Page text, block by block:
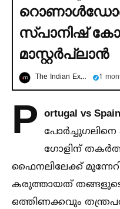
സ്പാനിഷ്
മാസ്റ്റര്‍പ്ലാൻ
The Indian Express മലയാളം 1
P ortugal vs
ഗോളിന്
ഫൈനലിലേക്ക്
കരുത്തായത്
ഒത്തിണക്കവും